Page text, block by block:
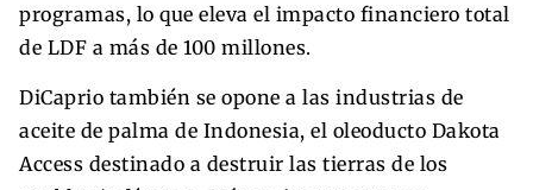
programas, lo que eleva el impacto financiero total
de LDF a más de 100 millones.
DiCaprio también se opone a las industrias de
aceite de palma de Indonesia, el oleoducto Dakota
Access destinado a destruir las tierras de los